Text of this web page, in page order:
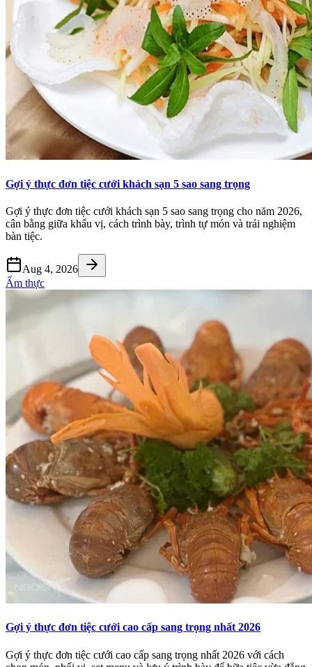
Gợi ý thực đơn tiệc cưới khách sạn 5 sao sang trọng
Gợi ý thực đơn tiệc cưới khách sạn 5 sao sang trọng cho năm 2026,
cân bằng giữa khẩu vị, cách trình bày, trình tự món và trải nghiệm
bàn tiệc.
Aug 4, 2026
Ẩm thực
Gợi ý thực đơn tiệc cưới cao cấp sang trọng nhất 2026
Gợi ý thực đơn tiệc cưới cao cấp sang trọng nhất 2026 với cách